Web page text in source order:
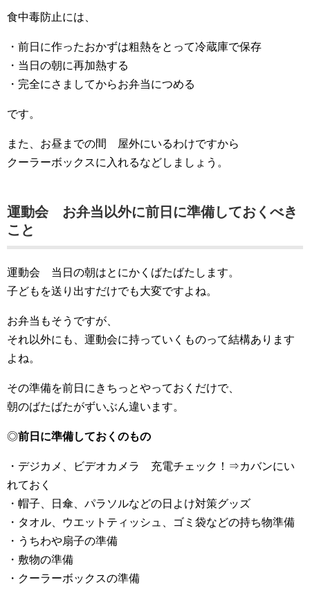
食中毒防止には、
・前日に作ったおかずは粗熱をとって冷蔵庫で保存
・当日の朝に再加熱する
・完全にさましてからお弁当につめる
です。
また、お昼までの間 屋外にいるわけですから
クーラーボックスに入れるなどしましょう。
運動会 お弁当以外に前日に準備しておくべき
こと
運動会 当日の朝はとにかくばたばたします。
子どもを送り出すだけでも大変ですよね。
お弁当もそうですが、
それ以外にも、運動会に持っていくものって結構あります
よね。
その準備を前日にきちっとやっておくだけで、
朝のばたばたがずいぶん違います。
◎前日に準備しておくのもの
・デジカメ、ビデオカメラ 充電チェック！⇒カバンにい
れておく
・帽子、日傘、パラソルなどの日よけ対策グッズ
・タオル、ウエットティッシュ、ゴミ袋などの持ち物準備
・うちわや扇子の準備
・敷物の準備
・クーラーボックスの準備